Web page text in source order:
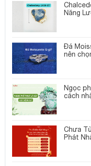
Năng
Đá
nên
Ngọc
cách
Chưa
Phát